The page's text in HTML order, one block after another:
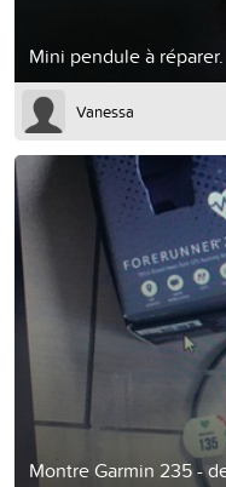
Mini pendule à réparer.
Vanessa
Montre Garmin 235 -